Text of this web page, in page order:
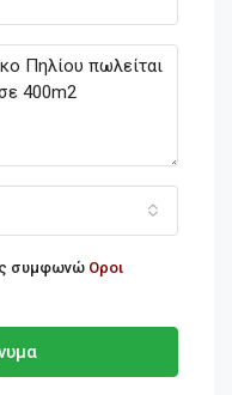
συμφωνώ Οροι